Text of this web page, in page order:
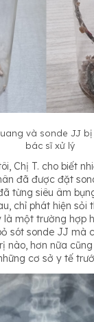
và sonde JJ
bác sĩ xử lý
Chị T. cho biết
đã được đặt
từng siêu âm
chỉ phát hiện sỏi
là một trường hợp
sót sonde JJ mà
nào, hơn nữa
cơ sở y tế